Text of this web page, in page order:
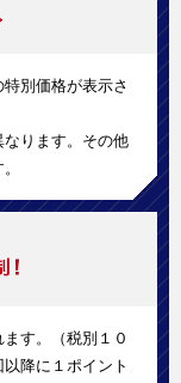
別価格が表示さ
ります。その他
す。（税別１０
降に１ポイント